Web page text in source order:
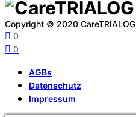
Copyright © 2020 CareTRIALOG
0
0
AGBs
Datenschutz
Impressum